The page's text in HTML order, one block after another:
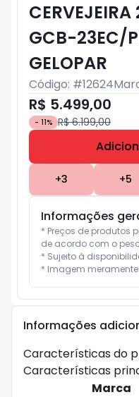
GCB-23EC/
GELOPAR
Código: #12624
R$ 5.499,00
- 11% R$ 6.199,00
+3 +5
Informações
* Preços de produtos
de acordo com o
* Sujeito à
* Imagem
Informações
Características do
Características
Marca